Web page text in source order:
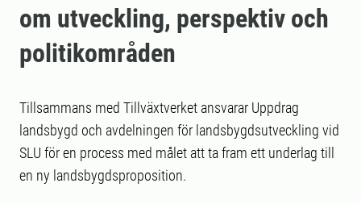
om utveckling, perspektiv och
politikområden
Tillsammans med Tillväxtverket ansvarar Uppdrag
landsbygd och avdelningen för landsbygdsutveckling vid
SLU för en process med målet att ta fram ett underlag till
en ny landsbygdsproposition.